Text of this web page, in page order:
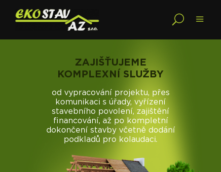
ZAJIŠŤUJEME
KOMPLEXNÍ SLUŽBY
od vypracování projektu, přes
komunikaci s úřady, vyřízení
stavebního povolení, zajištění
financování, až po kompletní
dokončení stavby včetně dodání
podkladů pro kolaudaci.